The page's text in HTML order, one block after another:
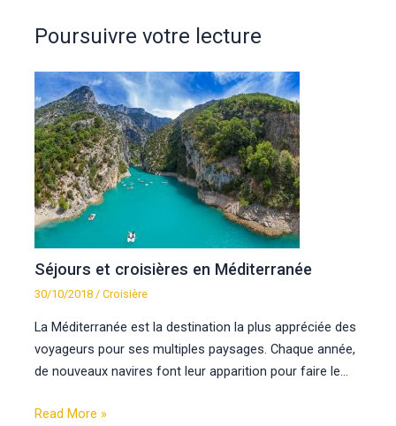
Poursuivre votre lecture
Séjours et croisières en Méditerranée
30/10/2018/Croisière
La Méditerranée est la destination la plus appréciée des
voyageurs pour ses multiples paysages. Chaque année,
de nouveaux navires font leur apparition pour faire le…
Read More »